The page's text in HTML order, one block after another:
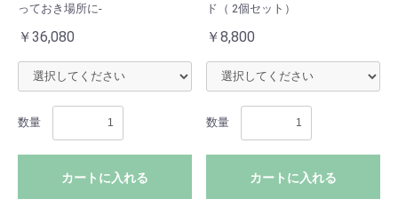
っておき場所に-
￥36,080
数量
カートに入れる
ド（ 2個セット）
￥8,800
数量
カートに入れる